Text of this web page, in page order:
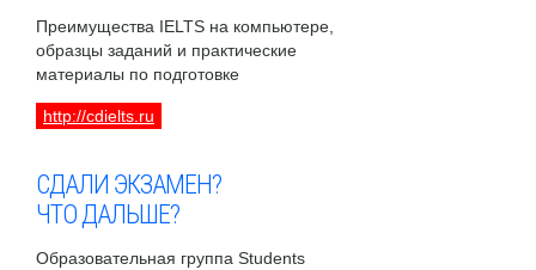
Преимущества IELTS на компьютере,
образцы заданий и практические
материалы по подготовке
http://cdielts.ru
СДАЛИ ЭКЗАМЕН?
ЧТО ДАЛЬШЕ?
Образовательная группа Students